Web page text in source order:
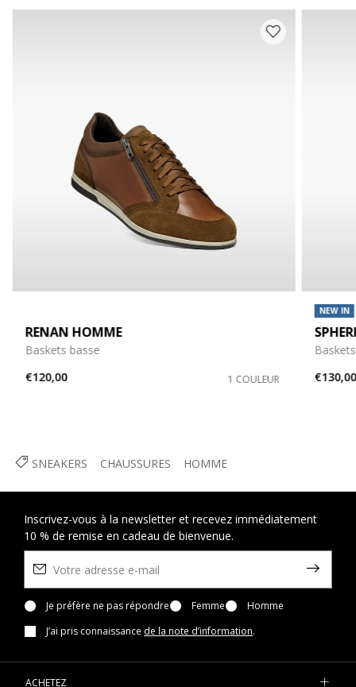
SNEAKERS CHAUSSURES HOMME
RENAN HOMME
Baskets basse
€120,00
1 COULEUR
NEW IN
€130,00
Inscrivez-vous à la newsletter et recevez immédiatement
10 % de remise en cadeau de bienvenue.
Je préfère ne pas répondre Femme
Homme
J’ai pris connaissance de la note d’information.
ACHETEZ